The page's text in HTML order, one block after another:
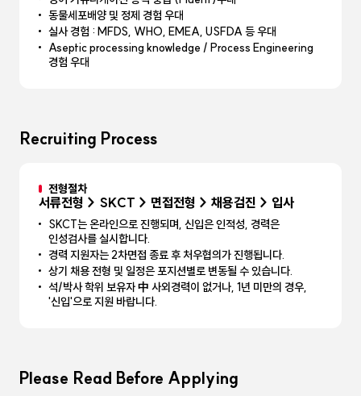
동물세포배양 및 정제 경험 우대
실사 경험 : MFDS, WHO, EMEA, USFDA 등 우대
Aseptic processing knowledge / Process Engineering
경험 우대
Recruiting Process
전형절차
서류전형 > SKCT > 면접전형 > 채용검진 > 입사
SKCT는 온라인으로 진행되며, 신입은 인적성, 경력은
인성검사를 실시합니다.
경력 지원자는 2차면접 종료 후 처우협의가 진행됩니다.
상기 채용 전형 및 일정은 포지션별로 변동될 수 있습니다.
석/박사 학위 보유자 中 사외경력이 없거나, 1년 미만의 경우,
'신입'으로 지원 바랍니다.
Please Read Before Applying